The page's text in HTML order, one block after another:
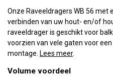
Onze Raveeldragers WB 56 met
verbinden van uw hout- en/of
raveeldrager is geschikt voor
voorzien van vele gaten voor
montage. Lees meer.
Volume voordeel